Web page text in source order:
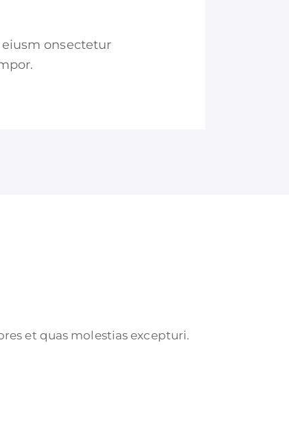
onsectetur
et quas molestias excepturi.